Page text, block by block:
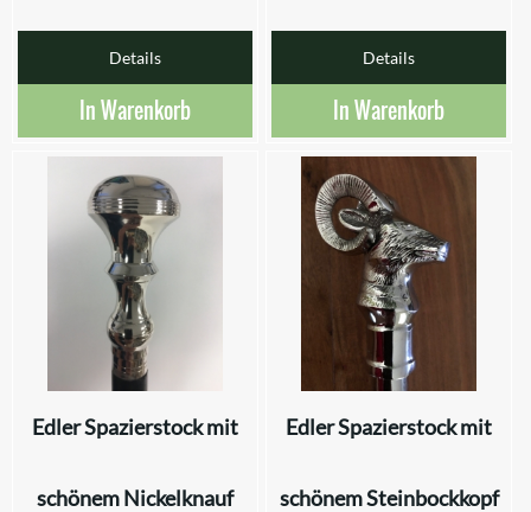
Details
In Warenkorb
Details
In Warenkorb
Edler Spazierstock mit
schönem Nickelknauf
Edler Spazierstock mit
schönem Steinbockkopf